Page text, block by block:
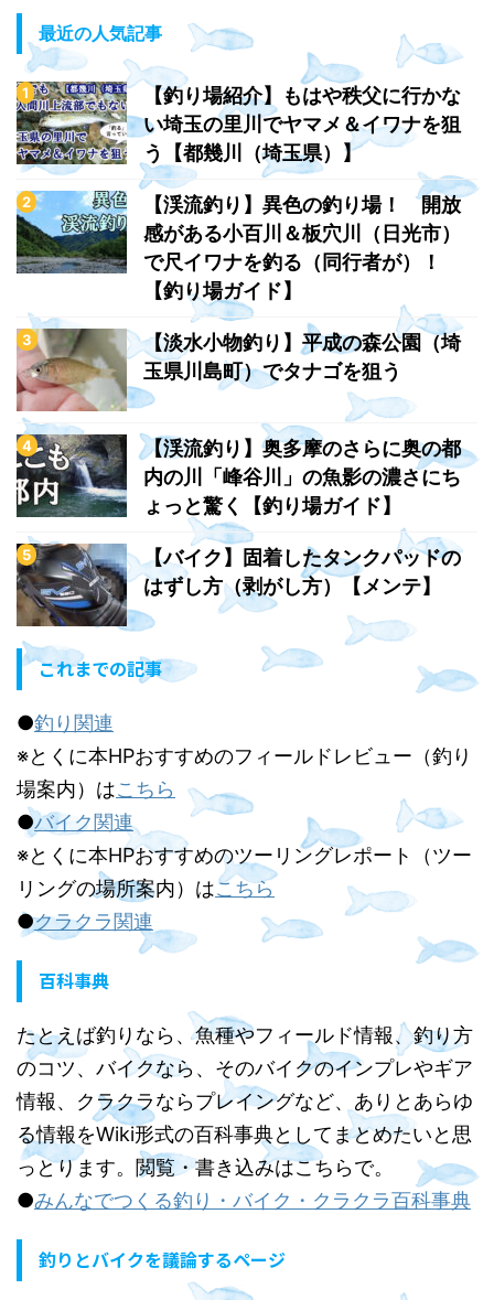
最近の人気記事
【釣り場紹介】もはや秩父に行かな
い埼玉の里川でヤマメ＆イワナを狙
う【都幾川（埼玉県）】
【渓流釣り】異色の釣り場！ 開放
感がある小百川＆板穴川（日光市）
で尺イワナを釣る（同行者が）！
【釣り場ガイド】
【淡水小物釣り】平成の森公園（埼
玉県川島町）でタナゴを狙う
【渓流釣り】奥多摩のさらに奥の都
内の川「峰谷川」の魚影の濃さにち
ょっと驚く【釣り場ガイド】
【バイク】固着したタンクパッドの
はずし方（剥がし方）【メンテ】
これまでの記事
●釣り関連
※とくに本HPおすすめのフィールドレビュー（釣り
場案内）はこちら
●バイク関連
※とくに本HPおすすめのツーリングレポート（ツー
リングの場所案内）はこちら
●クラクラ関連
百科事典
たとえば釣りなら、魚種やフィールド情報、釣り方
のコツ、バイクなら、そのバイクのインプレやギア
情報、クラクラならプレイングなど、ありとあらゆ
る情報をWiki形式の百科事典としてまとめたいと思
っとります。閲覧・書き込みはこちらで。
●みんなでつくる釣り・バイク・クラクラ百科事典
釣りとバイクを議論するページ